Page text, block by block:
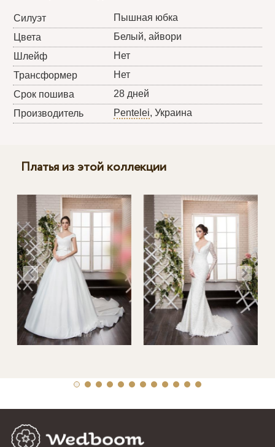
Силуэт
Пышная юбка
Цвета
Белый, айвори
Шлейф
Нет
Трансформер
Нет
Срок пошива
28 дней
Производитель
Pentelei, Украина
Платья из этой коллекции